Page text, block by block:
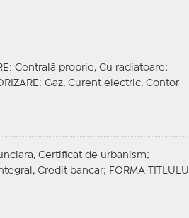
: Centrală proprie, Cu radiatoare;
: Gaz, Curent electric, Contor
Certificat de urbanism;
Credit bancar; FORMA TITLULUI